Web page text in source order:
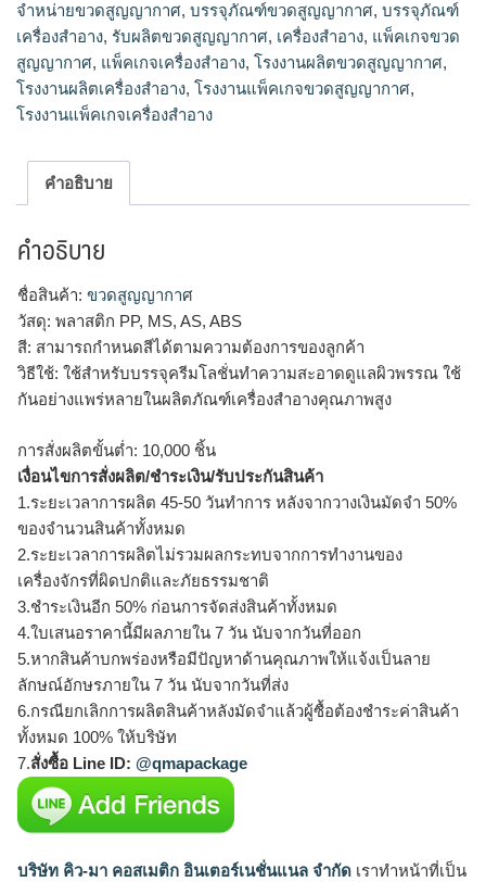
จำหน่ายขวดสูญญากาศ, บรรจุภัณฑ์ขวดสูญญากาศ, บรรจุภัณฑ์
เครื่องสำอาง, รับผลิตขวดสูญญากาศ, เครื่องสำอาง, แพ็คเกจขวด
สูญญากาศ, แพ็คเกจเครื่องสำอาง, โรงงานผลิตขวดสูญญากาศ,
โรงงานผลิตเครื่องสำอาง, โรงงานแพ็คเกจขวดสูญญากาศ,
โรงงานแพ็คเกจเครื่องสำอาง
คำอธิบาย
คำอธิบาย
ชื่อสินค้า: ขวดสูญญากาศ
วัสดุ: พลาสติก PP, MS, AS, ABS
สี: สามารถกำหนดสีได้ตามความต้องการของลูกค้า
วิธีใช้: ใช้สำหรับบรรจุครีมโลชั่นทำความสะอาดดูแลผิวพรรณ ใช้
กันอย่างแพร่หลายในผลิตภัณฑ์เครื่องสำอางคุณภาพสูง
การสั่งผลิตขั้นต่ำ: 10,000 ชิ้น
เงื่อนไขการสั่งผลิต/ชำระเงิน/รับประกันสินค้า
1.ระยะเวลาการผลิต 45-50 วันทำการ หลังจากวางเงินมัดจำ 50%
ของจำนวนสินค้าทั้งหมด
2.ระยะเวลาการผลิตไม่รวมผลกระทบจากการทำงานของ
เครื่องจักรที่ผิดปกติและภัยธรรมชาติ
3.ชำระเงินอีก 50% ก่อนการจัดส่งสินค้าทั้งหมด
4.ใบเสนอราคานี้มีผลภายใน 7 วัน นับจากวันที่ออก
5.หากสินค้าบกพร่องหรือมีปัญหาด้านคุณภาพให้แจ้งเป็นลาย
ลักษณ์อักษรภายใน 7 วัน นับจากวันที่ส่ง
6.กรณียกเลิกการผลิตสินค้าหลังมัดจำแล้วผู้ซื้อต้องชำระค่าสินค้า
ทั้งหมด 100% ให้บริษัท
7.สั่งซื้อ Line ID: @qmapackage
บริษัท คิว-มา คอสเมติก อินเตอร์เนชั่นแนล จำกัด เราทำหน้าที่เป็น